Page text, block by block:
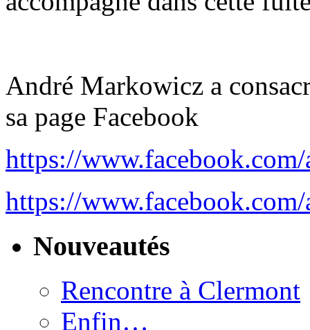
André Markowicz a
sa page Facebook
https://
https://
Nouveautés
Rencontre à Clermont
Enfin…